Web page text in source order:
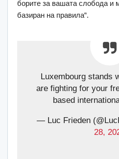
борите за вашата слобода и
базиран на правила“.
Luxembourg stands
are fighting for your
based
— Luc Frieden
28,